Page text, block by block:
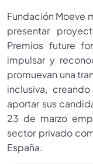
Fundación Moeve
presentar
Premios future
impulsar y
promuevan una
inclusiva,
aportar sus
23 de marzo
sector privado
España.